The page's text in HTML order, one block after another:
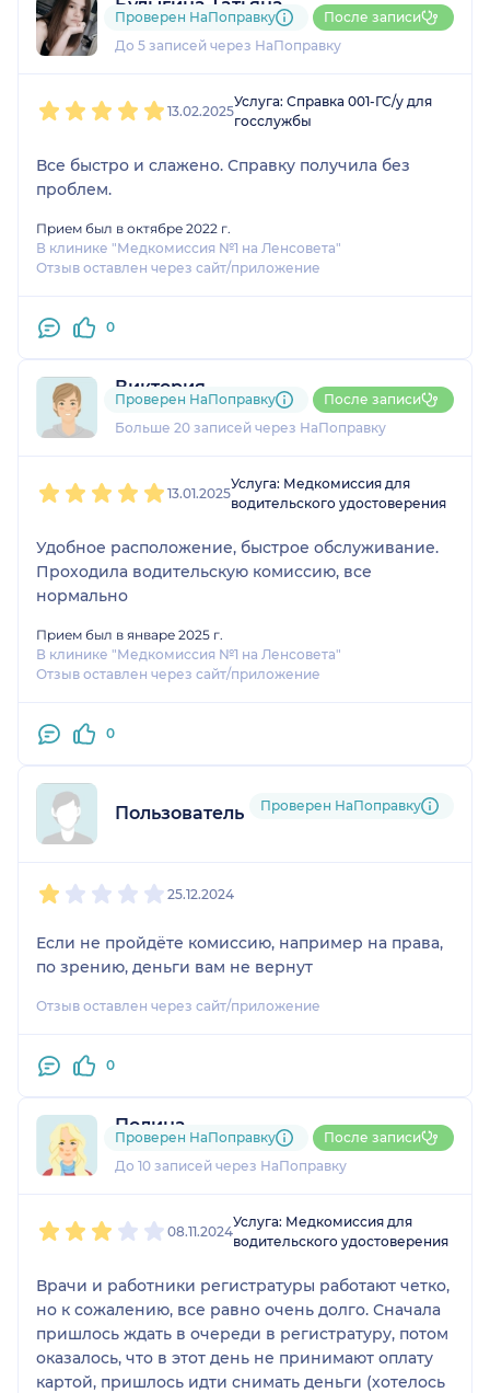
Булыгина Татьяна
2 отзыва
До 5 записей через НаПоправку
Проверен НаПоправку После записи
13.02.2025
Услуга: Справка 001-ГС/у для
госслужбы
Все быстро и слажено. Справку получила без
проблем.
Прием был в октябре 2022 г.
В клинике "Медкомиссия №1 на Ленсовета"
Отзыв оставлен через сайт/приложение
0
Виктория
18 отзывов и1 оценка
Больше 20 записей через НаПоправку
Проверен НаПоправку После записи
13.01.2025
Услуга: Медкомиссия для
водительского удостоверения
Удобное расположение, быстрое обслуживание.
Проходила водительскую комиссию, все
нормально
Прием был в январе 2025 г.
В клинике "Медкомиссия №1 на Ленсовета"
Отзыв оставлен через сайт/приложение
0
Пользователь НаПоправку
Проверен НаПоправку
25.12.2024
Если не пройдёте комиссию, например на права,
по зрению, деньги вам не вернут
Отзыв оставлен через сайт/приложение
0
Полина
1 отзыв
До 10 записей через НаПоправку
Проверен НаПоправку После записи
08.11.2024
Услуга: Медкомиссия для
водительского удостоверения
Врачи и работники регистратуры работают четко,
но к сожалению, все равно очень долго. Сначала
пришлось ждать в очереди в регистратуру, потом
оказалось, что в этот день не принимают оплату
картой, пришлось идти снимать деньги (хотелось